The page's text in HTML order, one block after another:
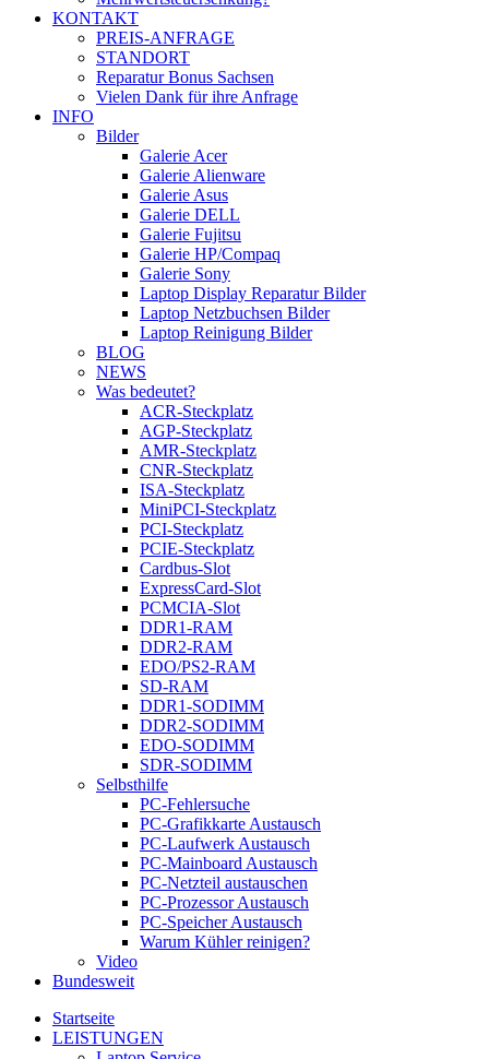
KONTAKT
PREIS-ANFRAGE
STANDORT
Reparatur Bonus Sachsen
Vielen Dank für ihre Anfrage
INFO
Bilder
Galerie Acer
Galerie Alienware
Galerie Asus
Galerie DELL
Galerie Fujitsu
Galerie HP/Compaq
Galerie Sony
Laptop Display Reparatur Bilder
Laptop Netzbuchsen Bilder
Laptop Reinigung Bilder
BLOG
NEWS
Was bedeutet?
ACR-Steckplatz
AGP-Steckplatz
AMR-Steckplatz
CNR-Steckplatz
ISA-Steckplatz
MiniPCI-Steckplatz
PCI-Steckplatz
PCIE-Steckplatz
Cardbus-Slot
ExpressCard-Slot
PCMCIA-Slot
DDR1-RAM
DDR2-RAM
EDO/PS2-RAM
SD-RAM
DDR1-SODIMM
DDR2-SODIMM
EDO-SODIMM
SDR-SODIMM
Selbsthilfe
PC-Fehlersuche
PC-Grafikkarte Austausch
PC-Laufwerk Austausch
PC-Mainboard Austausch
PC-Netzteil austauschen
PC-Prozessor Austausch
PC-Speicher Austausch
Warum Kühler reinigen?
Video
Bundesweit
Startseite
LEISTUNGEN